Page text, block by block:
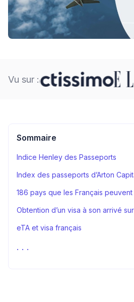
Vu sur :
Sommaire
Indice Henley des Passeports
Index des passeports d’Arton
186 pays que les Français
Obtention d’un visa à son arrivé
eTA et visa français